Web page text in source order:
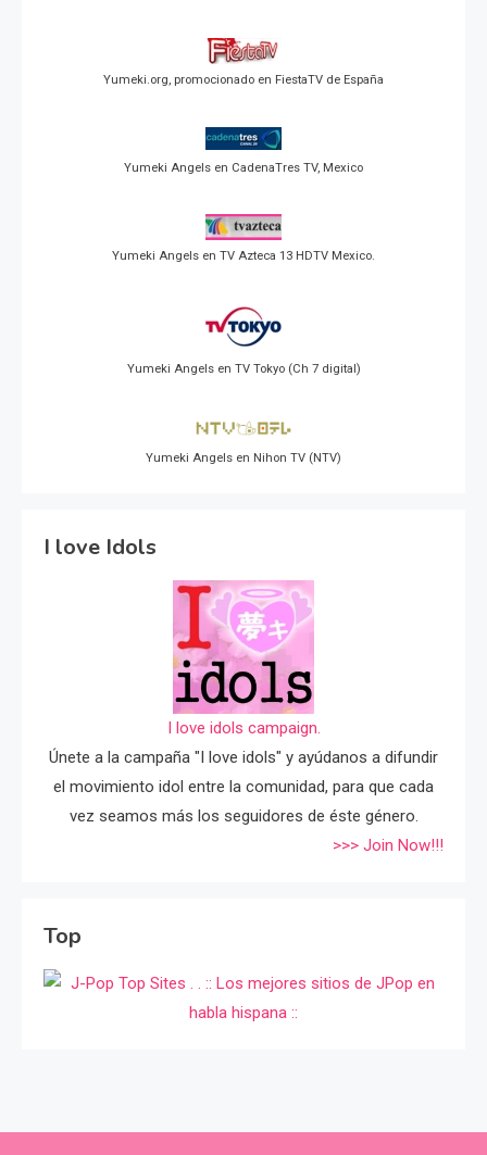
Yumeki.org, promocionado en FiestaTV de España
Yumeki Angels en CadenaTres TV, Mexico
Yumeki Angels en TV Azteca 13 HDTV Mexico.
Yumeki Angels en TV Tokyo (Ch 7 digital)
Yumeki Angels en Nihon TV (NTV)
I love Idols
I love idols campaign.
Únete a la campaña "I love idols" y ayúdanos a difundir
el movimiento idol entre la comunidad, para que cada
vez seamos más los seguidores de éste género.
>>> Join Now!!!
Top